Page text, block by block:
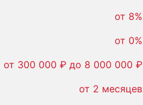
от 8%
от 0%
от 300 000 ₽ до 8 000 000 ₽
от 2 месяцев